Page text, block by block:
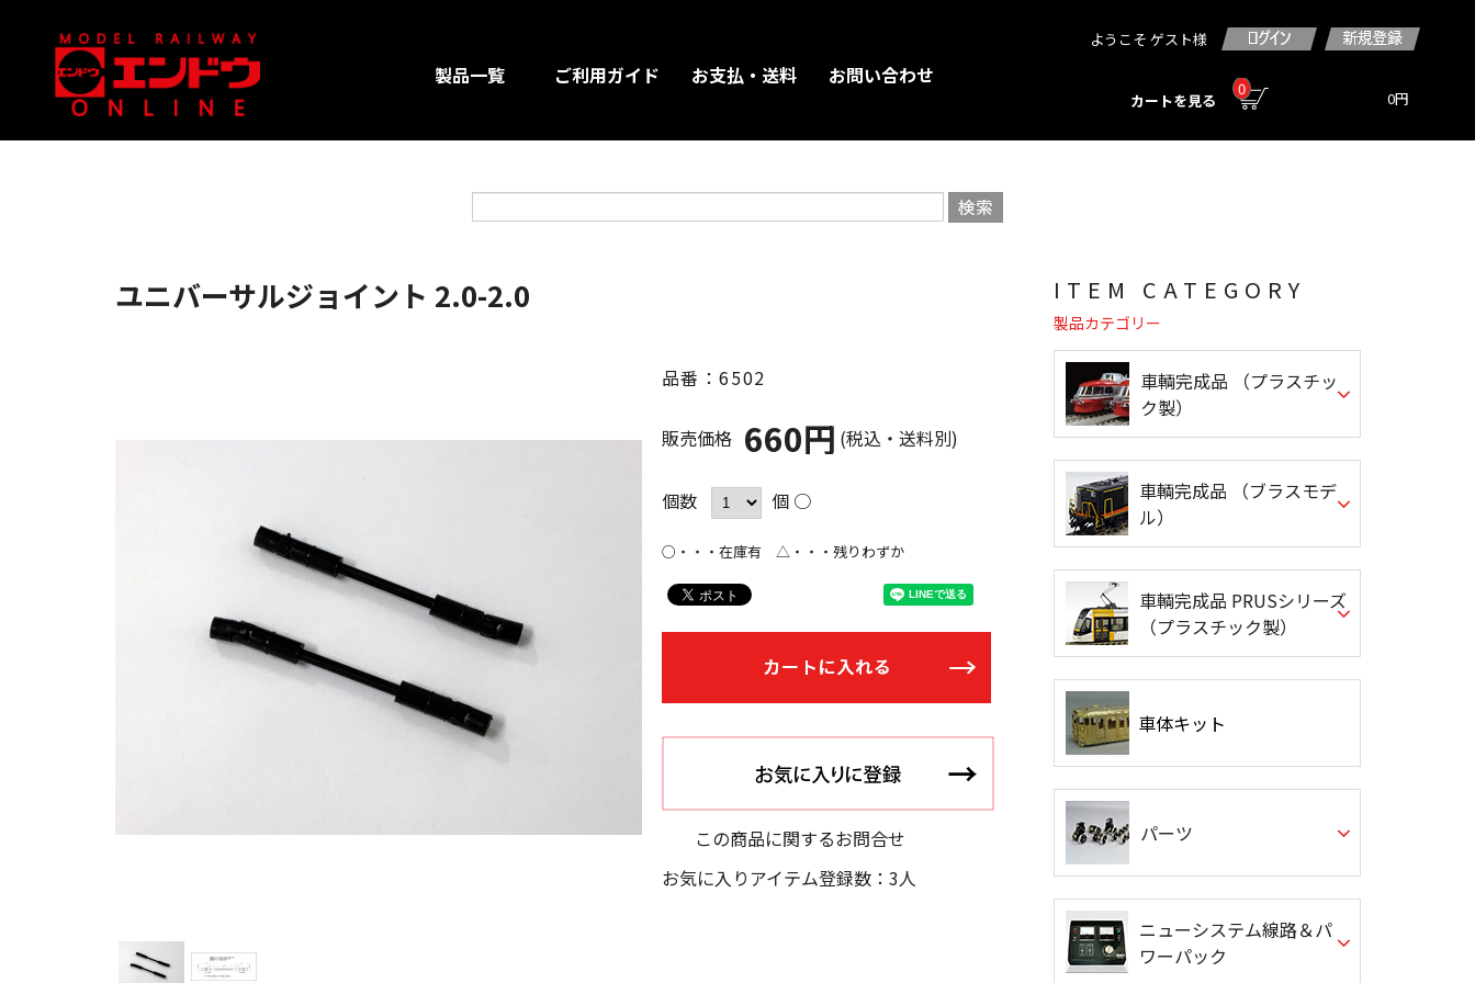
製品一覧 ご利用ガイド お支払・送料 お問い合わせ
ようこそ ゲスト様
カートを見る
0 0円
ユニバーサルジョイント 2.0-2.0
品番：6502
販売価格 660円 (税込・送料別)
個数 個 ○
○・・・在庫有 △・・・残りわずか
この商品に関するお問合せ
お気に入りアイテム登録数：3人
ITEM CATEGORY
製品カテゴリー
車輌完成品 （プラスチッ
ク製）
車輌完成品 （ブラスモデ
ル）
車輌完成品 PRUSシリーズ
（プラスチック製）
車体キット
パーツ
ニューシステム線路＆パ
ワーパック